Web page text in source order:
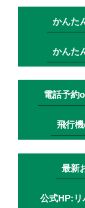
かんた
かんた
電話予約
飛行
最新
公式HP:リ